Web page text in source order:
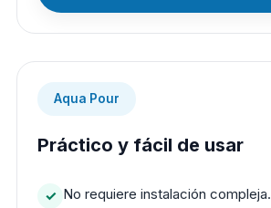
Aqua Pour
Práctico y fácil de usar
No requiere instalación compleja.